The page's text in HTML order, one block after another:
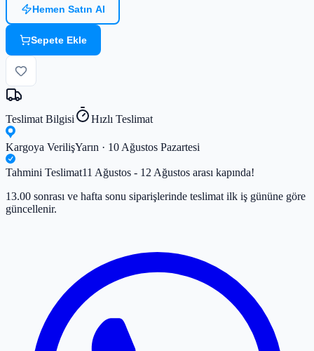
Hemen Satın Al
Sepete Ekle
Teslimat Bilgisi Hızlı Teslimat
Kargoya VerilişYarın · 10 Ağustos Pazartesi
Tahmini Teslimat11 Ağustos - 12 Ağustos arası kapında!
13.00 sonrası ve hafta sonu siparişlerinde teslimat ilk iş gününe göre
güncellenir.